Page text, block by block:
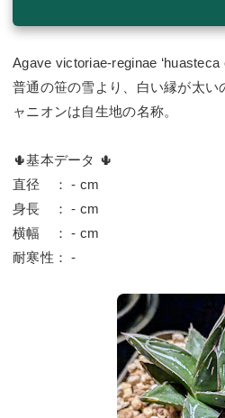
Agave victoriae-reginae ‘huasteca
普通の笹の雪より、白い縁が太い
ャニオンは自生地の名称。
🌵基本データ 🌵
直径 ： - cm
身長 ： - cm
横幅 ： - cm
耐寒性： -